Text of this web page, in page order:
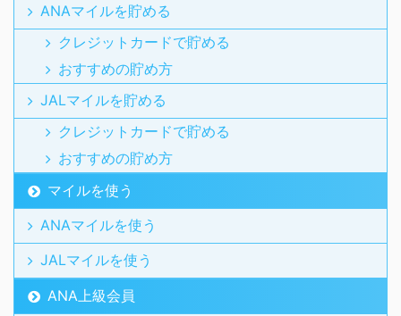
ANAマイルを貯める
クレジットカードで貯める
おすすめの貯め方
JALマイルを貯める
クレジットカードで貯める
おすすめの貯め方
マイルを使う
ANAマイルを使う
JALマイルを使う
ANA上級会員